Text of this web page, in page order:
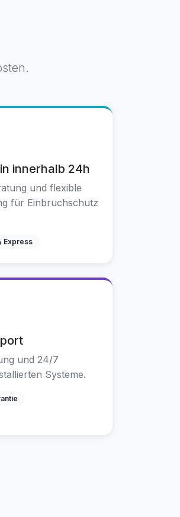
innerhalb 24h
und flexible
für Einbruchschutz
Express
und 24/7
Systeme.